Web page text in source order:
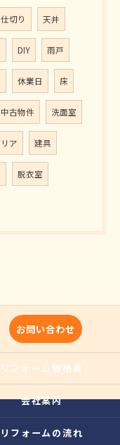
切り 天井
DIY 雨戸
休業日 床
中古物件 洗面室
ア 建具
脱衣室
お問い合わせ
リフォーム価格表
会社案内
リフォームの流れ